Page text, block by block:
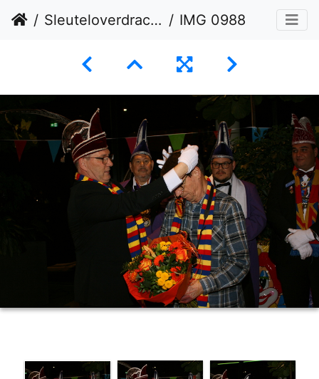
Sleuteloverdracht 11-02-2026 IMG 0988